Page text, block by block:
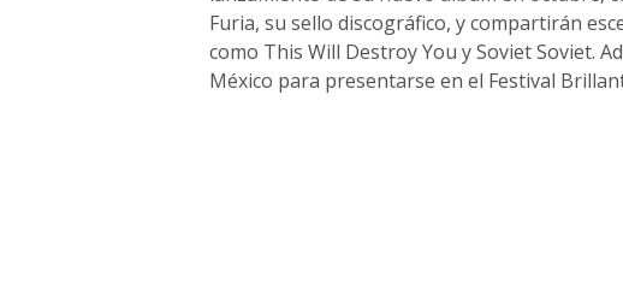
Furia, su sello discográfico, y compartirán
como This Will Destroy You y Soviet Soviet.
México para presentarse en el Festival